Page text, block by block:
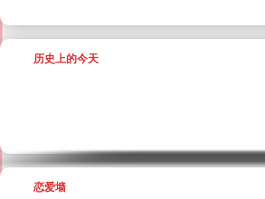
历史上的今天
恋爱墙